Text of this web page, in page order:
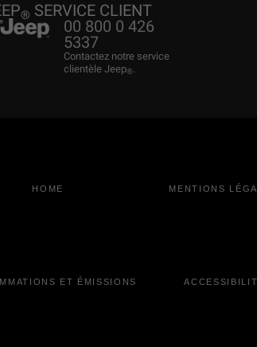
® SERVICE CLIENT
00 800 0 426
5337
Contactez notre service
clientèle Jeep®.
HOME MENTIONS
ET ÉMISSIONS